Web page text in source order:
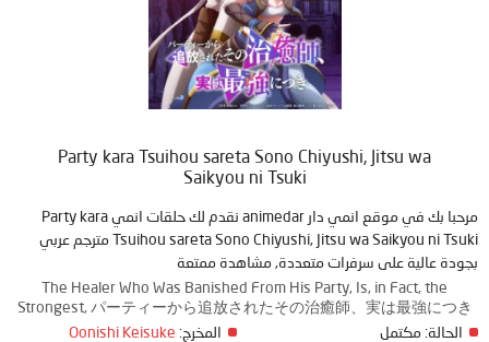
Party kara Tsuihou sareta Sono Chiyushi, Jitsu wa
Saikyou ni Tsuki
مرحبا بك في موقع انمي دار animedar نقدم لك حلقات انمي Party kara
Tsuihou sareta Sono Chiyushi, Jitsu wa Saikyou ni Tsuki مترجم عربي
بجودة عالية على سرفرات متعددة, مشاهدة ممتعة
The Healer Who Was Banished From His Party, Is, in Fact, the
Strongest, パーティーから追放されたその治癒師、実は最強につき
الحالة: مكتمل
المخرج: Oonishi Keisuke